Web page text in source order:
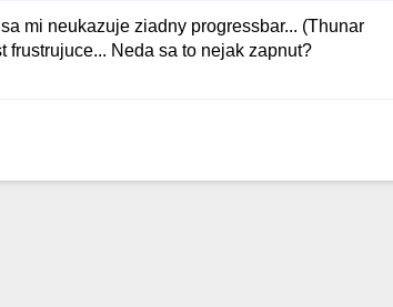
mi neukazuje ziadny progressbar... (Thunar
Neda sa to nejak zapnut?